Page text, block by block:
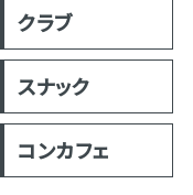
クラブ
スナック
コンカフェ